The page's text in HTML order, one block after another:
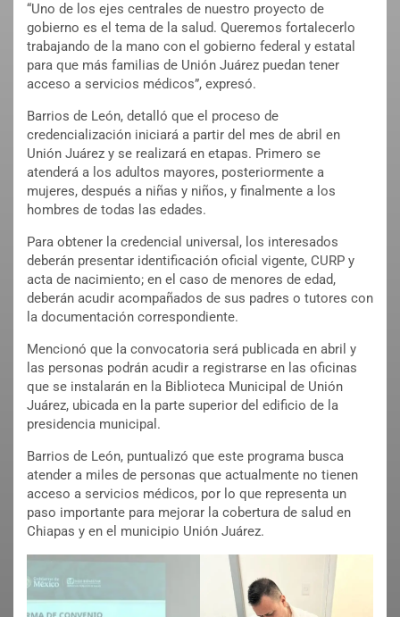
“Uno de los ejes centrales de nuestro proyecto de
gobierno es el tema de la salud. Queremos fortalecerlo
trabajando de la mano con el gobierno federal y estatal
para que más familias de Unión Juárez puedan tener
acceso a servicios médicos”, expresó.
Barrios de León, detalló que el proceso de
credencialización iniciará a partir del mes de abril en
Unión Juárez y se realizará en etapas. Primero se
atenderá a los adultos mayores, posteriormente a
mujeres, después a niñas y niños, y finalmente a los
hombres de todas las edades.
Para obtener la credencial universal, los interesados
deberán presentar identificación oficial vigente, CURP y
acta de nacimiento; en el caso de menores de edad,
deberán acudir acompañados de sus padres o tutores con
la documentación correspondiente.
Mencionó que la convocatoria será publicada en abril y
las personas podrán acudir a registrarse en las oficinas
que se instalarán en la Biblioteca Municipal de Unión
Juárez, ubicada en la parte superior del edificio de la
presidencia municipal.
Barrios de León, puntualizó que este programa busca
atender a miles de personas que actualmente no tienen
acceso a servicios médicos, por lo que representa un
paso importante para mejorar la cobertura de salud en
Chiapas y en el municipio Unión Juárez.